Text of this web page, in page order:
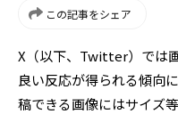
この記事をシェア
X（以下、Twitter）では
良い反応が得られる傾向
稿できる画像にはサイズ等